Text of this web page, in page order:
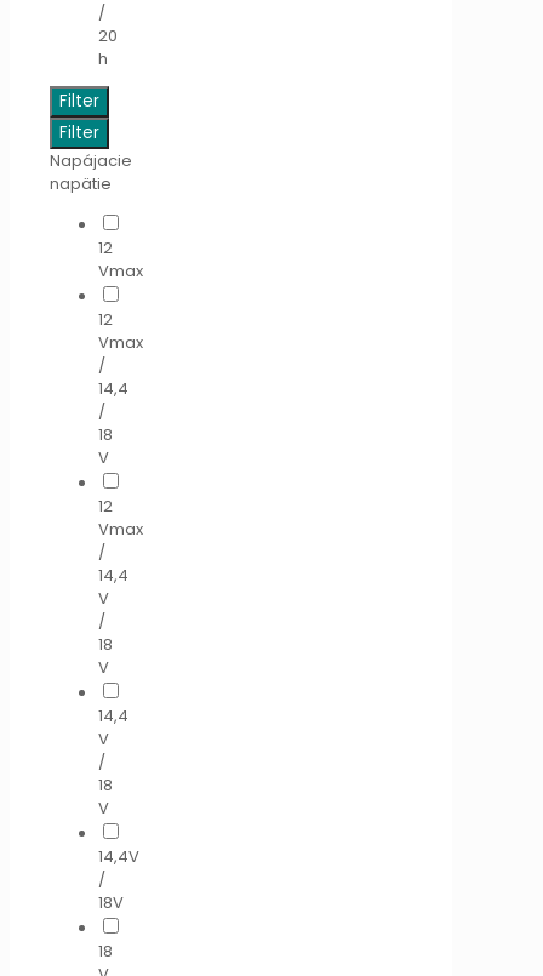
/
20
h
Filter
Filter
Napájacie
napätie
12
Vmax
12
Vmax
/
14,4
/
18
V
12
Vmax
/
14,4
V
/
18
V
14,4
V
/
18
V
14,4V
/
18V
18